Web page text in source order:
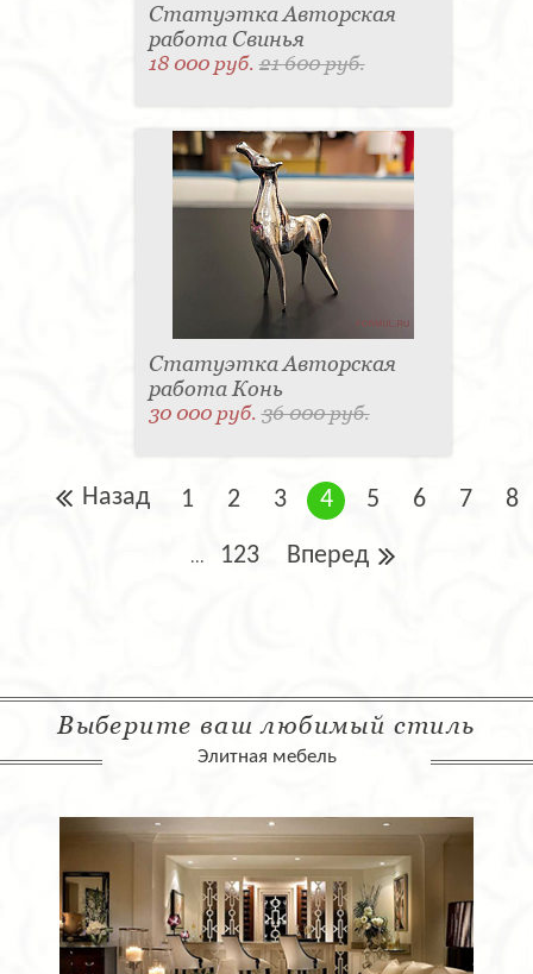
Статуэтка Авторская
работа Свинья
18 000 руб.21 600 руб.
Статуэтка Авторская
работа Конь
30 000 руб.36 000 руб.
Назад 1 2 3 4 5 6 7 8
... 123 Вперед
Выберите ваш любимый стиль
Элитная мебель